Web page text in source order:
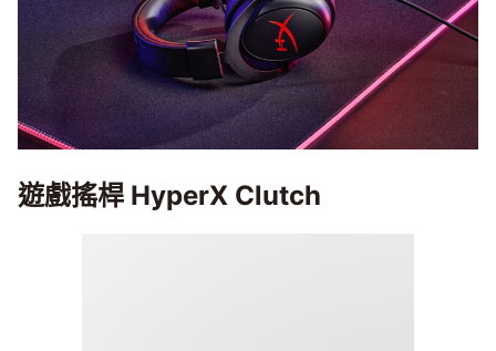
遊戲搖桿 HyperX Clutch